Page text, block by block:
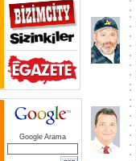
Google Arama